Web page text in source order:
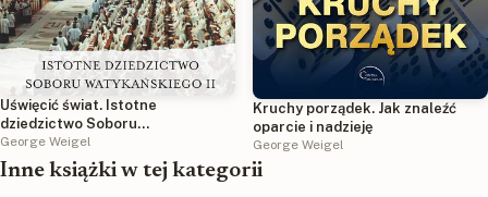
Uświęcić świat. Istotne
dziedzictwo Soboru
Watykańskiego II
George Weigel
Kruchy porządek. Jak znaleźć
oparcie i nadzieję
George Weigel
Inne książki w tej kategorii